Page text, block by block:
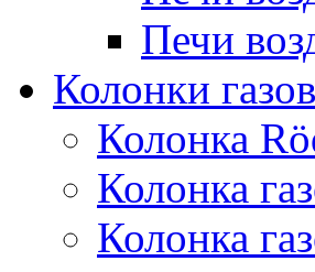
Печи
Колонки
Колонка
Колонка
Колонка